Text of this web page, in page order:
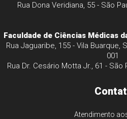
Rua Dona Veridiana, 55 - São
Faculdade de Ciências Médicas
Rua Jaguaribe, 155 - Vila Buarque,
001
Rua Dr. Cesário Motta Jr., 61 - São
Atendimento